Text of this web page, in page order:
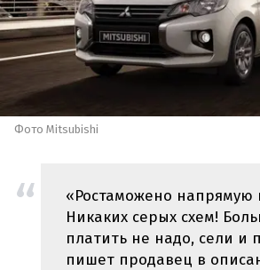
Фото Mitsubishi
«Ростаможено напрямую
Никаких серых схем!
платить не надо, сели и
пишет продавец в